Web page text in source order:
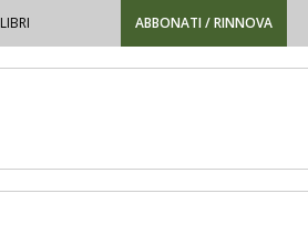
LIBRI ABBONATI / RINNOVA